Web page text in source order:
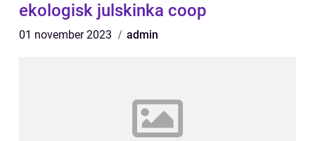
ekologisk julskinka coop
01 november 2023 admin